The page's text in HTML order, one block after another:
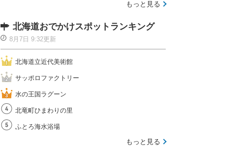
もっと見る
北海道おでかけスポットランキング
8月7日 9:32更新
北海道立近代美術館
サッポロファクトリー
水の王国ラグーン
北竜町ひまわりの里
ふとろ海水浴場
もっと見る